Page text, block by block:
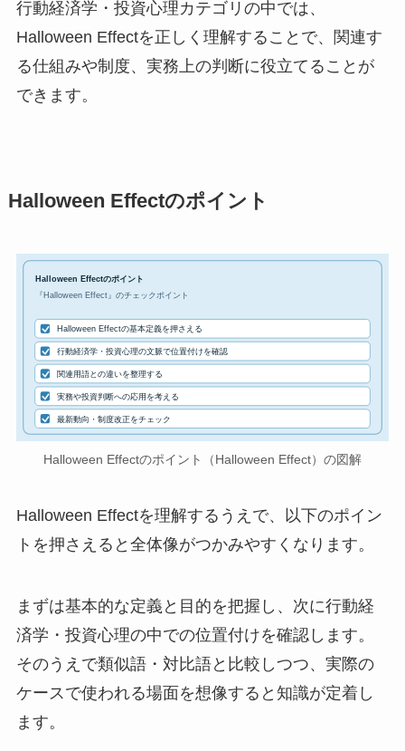
行動経済学・投資心理カテゴリの中では、
Halloween Effectを正しく理解することで、関連す
る仕組みや制度、実務上の判断に役立てることが
できます。
Halloween Effectのポイント
Halloween Effectのポイント
『Halloween Effect』のチェックポイント
Halloween Effectの基本定義を押さえる
行動経済学・投資心理の文脈で位置付けを確認
関連用語との違いを整理する
実務や投資判断への応用を考える
最新動向・制度改正をチェック
Halloween Effectのポイント（Halloween Effect）の図解
Halloween Effectを理解するうえで、以下のポイン
トを押さえると全体像がつかみやすくなります。
まずは基本的な定義と目的を把握し、次に行動経
済学・投資心理の中での位置付けを確認します。
そのうえで類似語・対比語と比較しつつ、実際の
ケースで使われる場面を想像すると知識が定着し
ます。